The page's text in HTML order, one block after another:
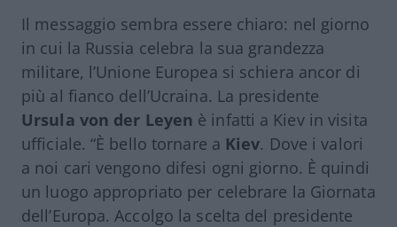
Il messaggio sembra essere chiaro: nel giorno
in cui la Russia celebra la sua grandezza
militare, l’Unione Europea si schiera ancor di
più al fianco dell’Ucraina. La presidente
Ursula von der Leyen è infatti a Kiev in visita
ufficiale. “È bello tornare a Kiev. Dove i valori
a noi cari vengono difesi ogni giorno. È quindi
un luogo appropriato per celebrare la Giornata
dell’Europa. Accolgo la scelta del presidente